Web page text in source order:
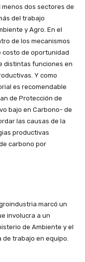
dos sectores de
del trabajo
y Agro. En el
de los mecanismos
costo de oportunidad
distintas funciones en
Y como
es recomendable
de Protección de
bajo en Carbono- de
las causas de la
productivas
carbono por
marcó un
involucra a un
de Ambiente y el
trabajo en equipo.